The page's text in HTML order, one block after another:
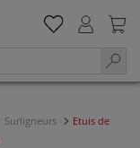
Surligneurs
Etuis de